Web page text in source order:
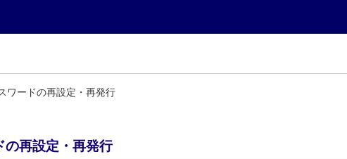
ワードの再設定・再発行
の再設定・再発行